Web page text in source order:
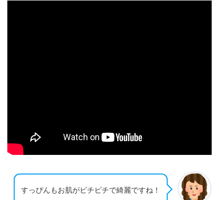
すっぴんもお肌がピチピチで綺麗ですね！